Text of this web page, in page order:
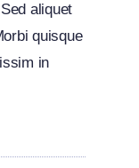
aliquet
quisque
in